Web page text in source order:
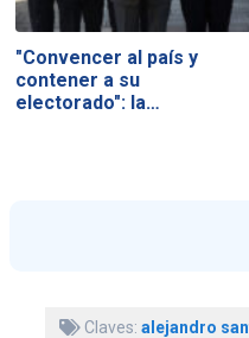
"Convencer al país y
contener a su
electorado": la…
Claves: alejandro